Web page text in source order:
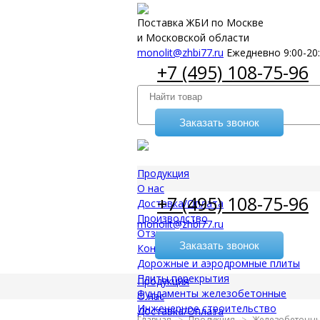
Поставка ЖБИ по Москве
и Московской области
monolit@zhbi77.ru Ежедневно 9:00-
+7 (495) 108-75-96
Заказать звонок
Продукция
О нас
Доставка/Оплата
Производство
Отзывы
Контакты
Дорожные и аэродромные плиты
Плиты перекрытия
Фундаменты железобетонные
Инженерное строительство
+7 (495) 108-75-96
monolit@zhbi77.ru
Заказать звонок
Продукция
О нас
Доставка/Оплата